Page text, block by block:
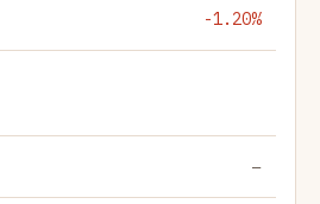
-1.20%
—